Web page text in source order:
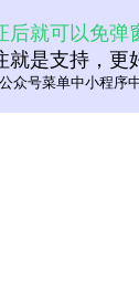
后就可以免弹
就是支持，
众号菜单中小程序